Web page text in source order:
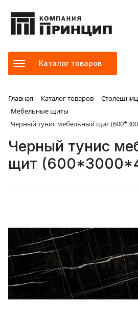
Каталог товаров
Главная Каталог товаров
Мебельные щиты
Черный тунис мебельный щит
Черный тунис
щит